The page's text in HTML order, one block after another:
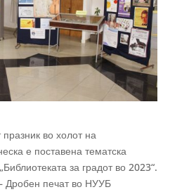
во холот на
е поставена тематска
за градот во 2023“.
Дробен печат во НУУБ